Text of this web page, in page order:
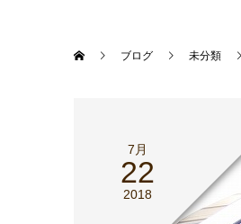
ブログ 未分類
7月
22
2018